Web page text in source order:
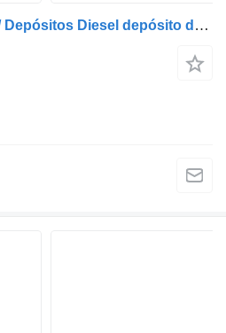
Flat Diesel Tanks (5 of) / Depósitos Diesel depósito de combustible